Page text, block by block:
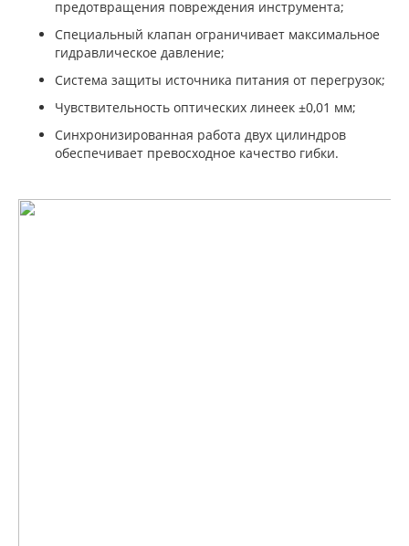
предотвращения повреждения инструмента;
Специальный клапан ограничивает максимальное
гидравлическое давление;
Система защиты источника питания от перегрузок;
Чувствительность оптических линеек ±0,01 мм;
Синхронизированная работа двух цилиндров
обеспечивает превосходное качество гибки.